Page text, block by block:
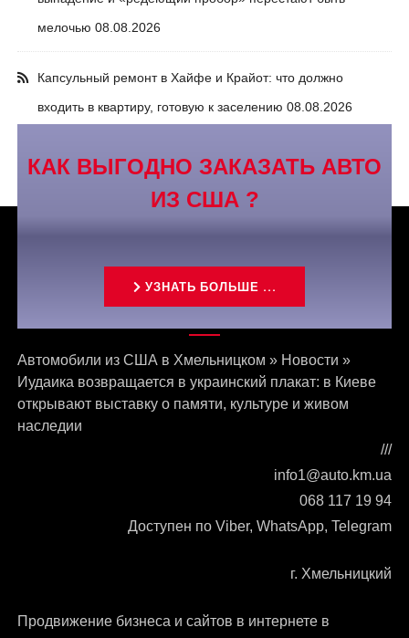
мелочью 08.08.2026
Капсульный ремонт в Хайфе и Крайот: что должно
входить в квартиру, готовую к заселению 08.08.2026
КАК ВЫГОДНО ЗАКАЗАТЬ АВТО
ИЗ США ?
УЗНАТЬ БОЛЬШЕ ...
Связаться с нами
Автомобили из США в Хмельницком » Новости »
Иудаика возвращается в украинский плакат: в Киеве
открывают выставку о памяти, культуре и живом
наследии
///
info1@auto.km.ua
068 117 19 94
Доступен по Viber, WhatsApp, Telegram
г. Хмельницкий
Продвижение бизнеса и сайтов в интернете в